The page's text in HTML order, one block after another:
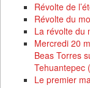
Révolte de
Révolte du
La révolte du
Mercredi 20
Beas Torres
Tehuantepec
Le premier